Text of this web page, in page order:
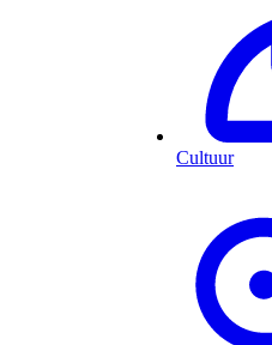
Cultuur